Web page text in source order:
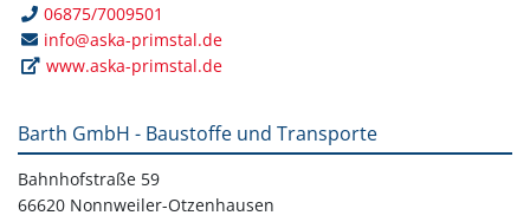
06875/7009501
info@aska-primstal.de
www.aska-primstal.de
Barth GmbH - Baustoffe und Transporte
Bahnhofstraße 59
66620 Nonnweiler-Otzenhausen